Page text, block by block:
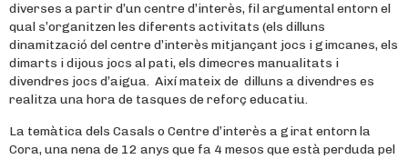
diverses a partir d’un centre d’interès, fil argumental entorn el
qual s’organitzen les diferents activitats (els dilluns
dinamització del centre d’interès mitjançant jocs i gimcanes, els
dimarts i dijous jocs al pati, els dimecres manualitats i
divendres jocs d’aigua. Així mateix de dilluns a divendres es
realitza una hora de tasques de reforç educatiu.
La temàtica dels Casals o Centre d’interès a girat entorn la
Cora, una nena de 12 anys que fa 4 mesos que està perduda pel